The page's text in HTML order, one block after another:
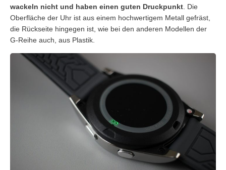
wackeln nicht und haben einen guten Druckpunkt . Die
Oberfläche der Uhr ist aus einem hochwertigem Metall gefräst,
die Rückseite hingegen ist, wie bei den anderen Modellen der
G-Reihe auch, aus Plastik.